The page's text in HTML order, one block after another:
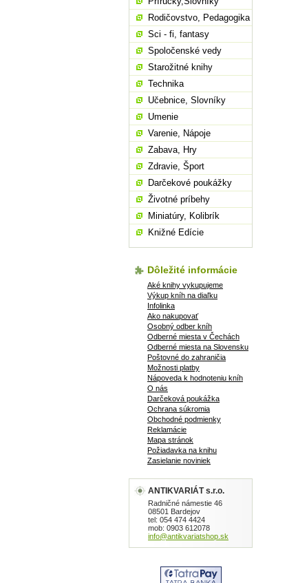
Rodičovstvo, Pedagogika
Sci - fi, fantasy
Spoločenské vedy
Starožitné knihy
Technika
Učebnice, Slovníky
Umenie
Varenie, Nápoje
Zabava, Hry
Zdravie, Šport
Darčekové poukážky
Životné príbehy
Miniatúry, Kolibrík
Knižné Edície
Dôležité informácie
Aké knihy vykupujeme
Výkup kníh na diaľku
Infolinka
Ako nakupovať
Osobný odber kníh
Odberné miesta v Čechách
Odberné miesta na Slovensku
Poštovné do zahraničia
Možnosti platby
Nápoveda k hodnoteniu kníh
O nás
Darčeková poukážka
Ochrana súkromia
Obchodné podmienky
Reklamácie
Mapa stránok
Požiadavka na knihu
Zasielanie noviniek
ANTIKVARIÁT s.r.o.
Radničné námestie 46
08501 Bardejov
tel: 054 474 4424
mob: 0903 612078
info@antikvariatshop.sk